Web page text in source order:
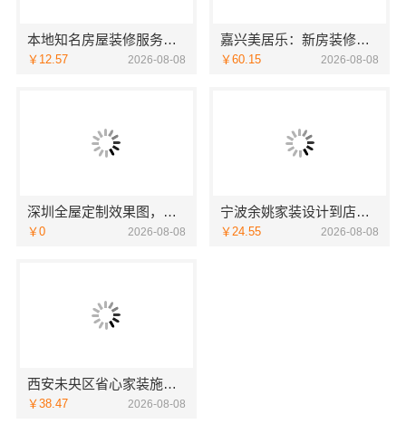
本地知名房屋装修服务环保，嘉兴绿色之家建材科技有限公司
￥12.57 2026-08-08
嘉兴美居乐：新房装修居室改造预约
￥60.15 2026-08-08
深圳全屋定制效果图，华居不锈钢演绎
￥0 2026-08-08
宁波余姚家装设计到店咨询宁波雅美和居建材科技
￥24.55 2026-08-08
西安未央区省心家装施工毛坯房材料靠谱-居安天成
￥38.47 2026-08-08